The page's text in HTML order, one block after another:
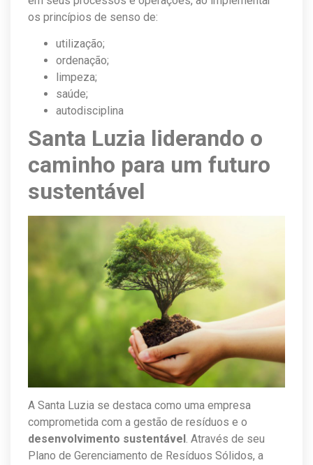
os princípios de senso de:
utilização;
ordenação;
limpeza;
saúde;
autodisciplina
Santa Luzia liderando o
caminho para um futuro
sustentável
A Santa Luzia se destaca como uma empresa
comprometida com a gestão de resíduos e o
desenvolvimento sustentável. Através de seu
Plano de Gerenciamento de Resíduos Sólidos, a